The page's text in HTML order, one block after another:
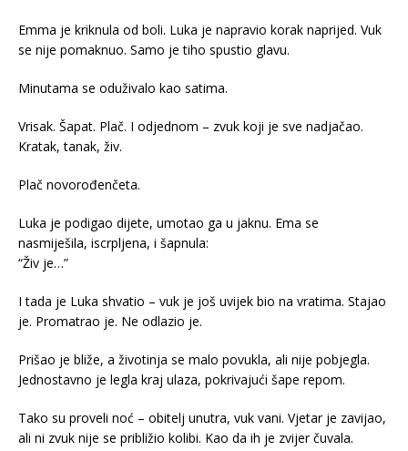
Emma je kriknula od boli. Luka je napravio korak naprijed. Vuk
se nije pomaknuo. Samo je tiho spustio glavu.
Minutama se oduživalo kao satima.
Vrisak. Šapat. Plač. I odjednom – zvuk koji je sve nadjačao.
Kratak, tanak, živ.
Plač novorođenčeta.
Luka je podigao dijete, umotao ga u jaknu. Ema se
nasmiješila, iscrpljena, i šapnula:
“Živ je…”
I tada je Luka shvatio – vuk je još uvijek bio na vratima. Stajao
je. Promatrao je. Ne odlazio je.
Prišao je bliže, a životinja se malo povukla, ali nije pobjegla.
Jednostavno je legla kraj ulaza, pokrivajući šape repom.
Tako su proveli noć – obitelj unutra, vuk vani. Vjetar je zavijao,
ali ni zvuk nije se približio kolibi. Kao da ih je zvijer čuvala.